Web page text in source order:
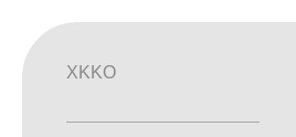
XKKO